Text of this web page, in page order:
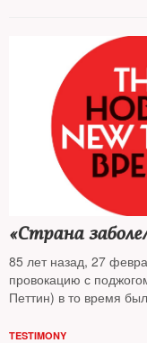
«Страна
85 лет назад, 27
провокацию с
Петтин) в то время
TESTIMONY